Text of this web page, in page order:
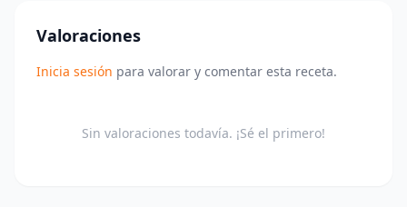
Valoraciones
Inicia sesión para valorar y comentar esta receta.
Sin valoraciones todavía. ¡Sé el primero!